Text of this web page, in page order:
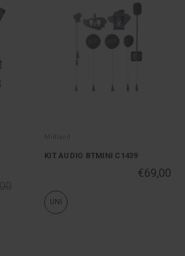
KIT AUDIO BTMINI C1439
€69,00
UNI